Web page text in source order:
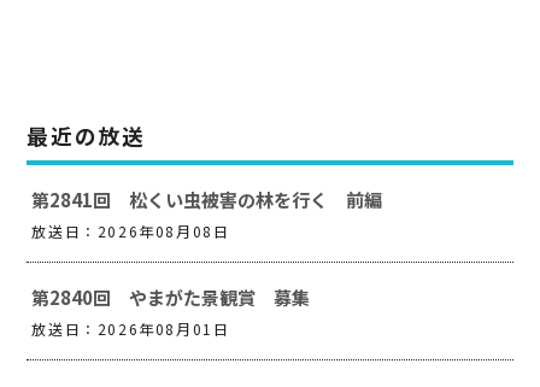
最近の放送
第2841回 松くい虫被害の林を行く 前編
放送日：2026年08月08日
第2840回 やまがた景観賞 募集
放送日：2026年08月01日